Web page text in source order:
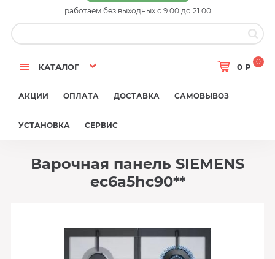
работаем без выходных с 9:00 до 21:00
КАТАЛОГ 0 Р
0
АКЦИИ ОПЛАТА ДОСТАВКА САМОВЫВОЗ
УСТАНОВКА СЕРВИС
Варочная панель SIEMENS
ec6a5hc90**